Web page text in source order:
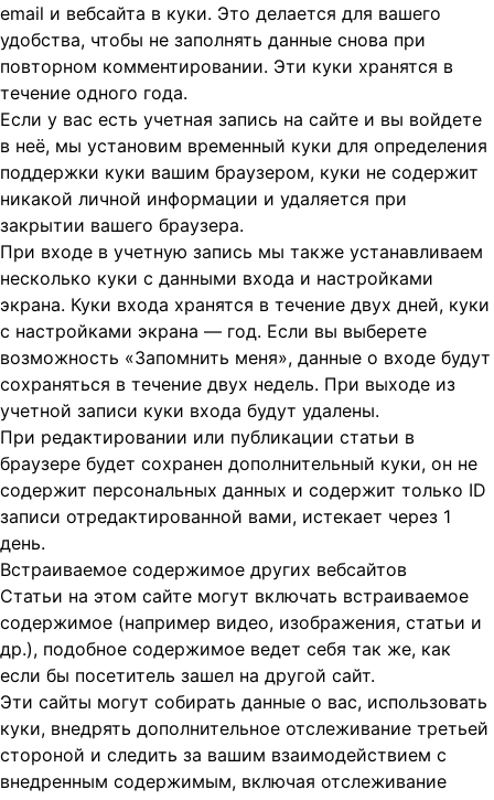
email и вебсайта в куки. Это делается для вашего
удобства, чтобы не заполнять данные снова при
повторном комментировании. Эти куки хранятся в
течение одного года.
Если у вас есть учетная запись на сайте и вы войдете
в неё, мы установим временный куки для определения
поддержки куки вашим браузером, куки не содержит
никакой личной информации и удаляется при
закрытии вашего браузера.
При входе в учетную запись мы также устанавливаем
несколько куки с данными входа и настройками
экрана. Куки входа хранятся в течение двух дней, куки
с настройками экрана — год. Если вы выберете
возможность «Запомнить меня», данные о входе будут
сохраняться в течение двух недель. При выходе из
учетной записи куки входа будут удалены.
При редактировании или публикации статьи в
браузере будет сохранен дополнительный куки, он не
содержит персональных данных и содержит только ID
записи отредактированной вами, истекает через 1
день.
Встраиваемое содержимое других вебсайтов
Статьи на этом сайте могут включать встраиваемое
содержимое (например видео, изображения, статьи и
др.), подобное содержимое ведет себя так же, как
если бы посетитель зашел на другой сайт.
Эти сайты могут собирать данные о вас, использовать
куки, внедрять дополнительное отслеживание третьей
стороной и следить за вашим взаимодействием с
внедренным содержимым, включая отслеживание